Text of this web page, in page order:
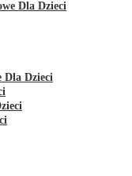
Dla Dzieci
Dla Dzieci